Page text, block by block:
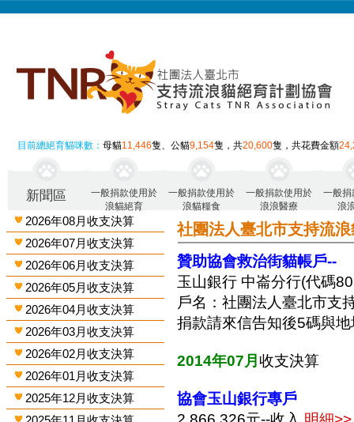
目前總絕育貓咪數：母貓11,446隻、公貓9,154隻，共20,600隻，共花費金額
新聞區
一般捐款使用於
浪貓絕育
一般捐款使用於
浪貓糧食
一般捐款使用於
浪浪醫療
一般捐
浪
2026年08月收支決算
2026年07月收支決算
2026年06月收支決算
2026年05月收支決算
2026年04月收支決算
2026年03月收支決算
2026年02月收支決算
2026年01月收支決算
2025年12月收支決算
社團法人臺北市支持流
贊助協會救治街貓帳戶--
玉山銀行 中崙分行(代碼
戶名：社團法人臺北市支
捐款請來信告知後5碼與
2014年07月收支決算
協會玉山銀行專戶